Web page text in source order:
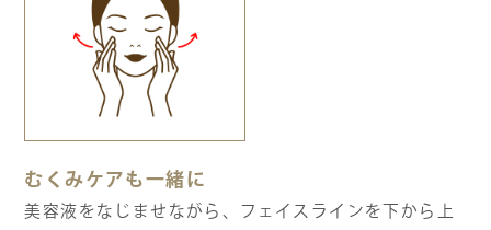
むくみケアも一緒に
美容液をなじませながら、フェイスラインを下から上